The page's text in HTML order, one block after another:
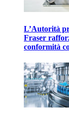
L’Autorità
Fraser
conformità